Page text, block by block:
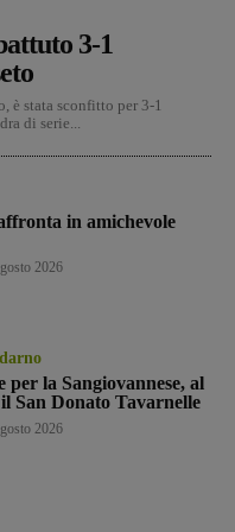
3-1
è stata sconfitto per 3-1
di serie...
in amichevole
2026
per la Sangiovannese, al
San Donato Tavarnelle
2026